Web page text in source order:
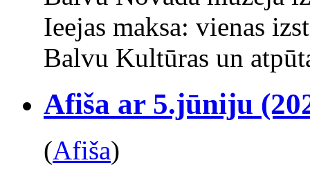
Ieejas maksa: vienas
Balvu Kultūras un
Afiša ar 5.jūniju
(Afiša)